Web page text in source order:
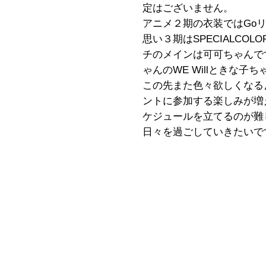
定はございません。
アニメ２期の衣装ではGo
思い３期は
チのメインは可可ちゃん
ゃんのWE Willときな子ち
この先また色々欲しくな
ントに参加する楽しみが
ケジュールを立てるのが
日々を過ごしていきたいで